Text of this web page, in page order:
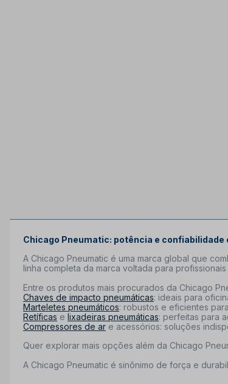
Chicago Pneumatic: potência e
A Chicago Pneumatic é uma marca global que
linha completa da marca voltada para
Entre os produtos mais procurados da Chicago
Chaves de impacto pneumáticas: ideais para
Marteletes pneumáticos: robustos e eficientes
Retíficas e lixadeiras pneumáticas: perfeitas para
Compressores de ar e acessórios: soluções
Quer explorar mais opções além da Chicago
A Chicago Pneumatic é sinônimo de força e